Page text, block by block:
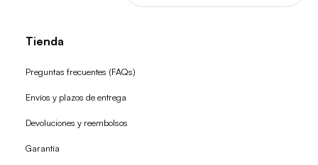
Tienda
Preguntas frecuentes (FAQs)
Envíos y plazos de entrega
Devoluciones y reembolsos
Garantía